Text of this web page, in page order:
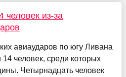
человек из-за
авиаударов по югу Ливана
14 человек, среди которых
Четырнадцать человек